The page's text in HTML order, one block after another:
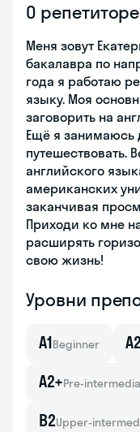
О репетиторе
Меня зовут
бакалавра по
года я работаю
языку. Моя
заговорить на
Ещё я
путешествовать.
английского
американских
заканчивая
Приходи ко мне
расширять
свою жизнь!
Уровни
A1Beginner
A2+Pre-
B2Upper-